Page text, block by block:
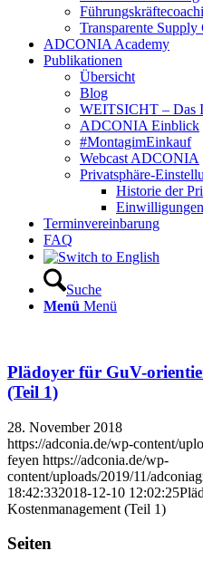
Transparente Supply
ADCONIA Academy
Publikationen
Übersicht
Blog
WEITSICHT – Das
ADCONIA Einblick
#MontagimEinkauf
Webcast ADCONIA
Privatsphäre-
Historie der
Terminvereinbarung
FAQ
Suche
Menü Menü
Plädoyer für GuV-
(Teil 1)
28. November 2018
https://adconia.de/wp-content/
feyen https://adconia.de/wp-
content/uploads/2019/11/
18:42:332018-12-10 12:02:25
Kostenmanagement (Teil 1)
Seiten